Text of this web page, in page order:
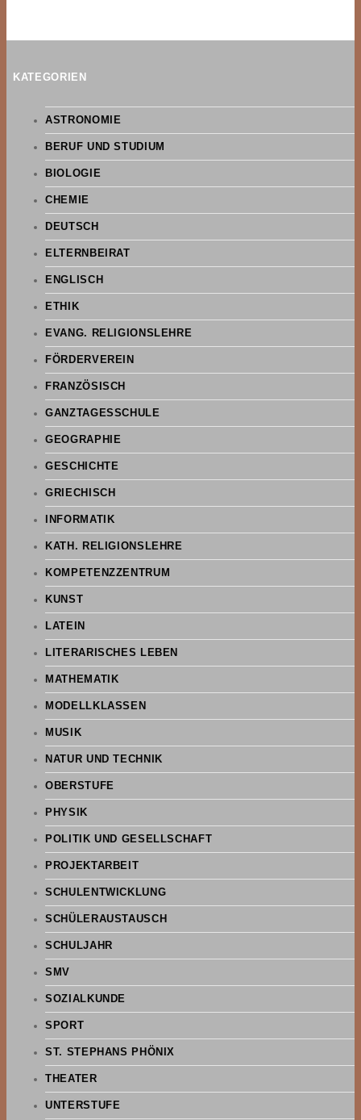
KATEGORIEN
ASTRONOMIE
BERUF UND STUDIUM
BIOLOGIE
CHEMIE
DEUTSCH
ELTERNBEIRAT
ENGLISCH
ETHIK
EVANG. RELIGIONSLEHRE
FÖRDERVEREIN
FRANZÖSISCH
GANZTAGESSCHULE
GEOGRAPHIE
GESCHICHTE
GRIECHISCH
INFORMATIK
KATH. RELIGIONSLEHRE
KOMPETENZZENTRUM
KUNST
LATEIN
LITERARISCHES LEBEN
MATHEMATIK
MODELLKLASSEN
MUSIK
NATUR UND TECHNIK
OBERSTUFE
PHYSIK
POLITIK UND GESELLSCHAFT
PROJEKTARBEIT
SCHULENTWICKLUNG
SCHÜLERAUSTAUSCH
SCHULJAHR
SMV
SOZIALKUNDE
SPORT
ST. STEPHANS PHÖNIX
THEATER
UNTERSTUFE